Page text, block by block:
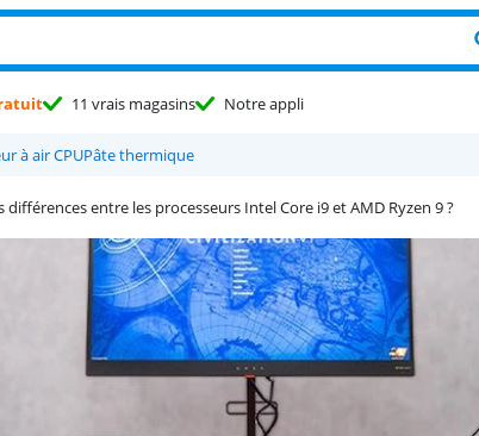
11 vrais magasins Notre appli
à air CPUPâte thermique
différences entre les processeurs Intel Core i9 et AMD Ryzen 9 ?